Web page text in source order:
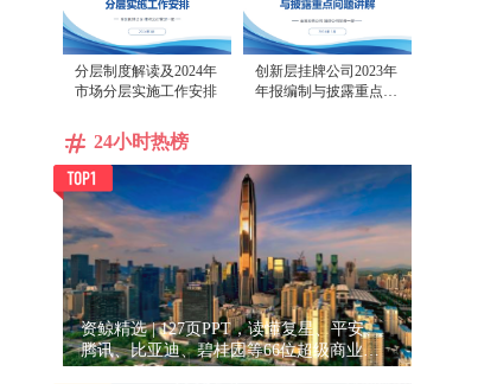
分层制度解读及2024年
市场分层实施工作安排
创新层挂牌公司2023年
年报编制与披露重点问
24小时热榜
资鲸精选 | 127页PPT，读懂复星、平安、
腾讯、比亚迪、碧桂园等66位超级商业巨
头未来产业布局！（非常值得收藏！）